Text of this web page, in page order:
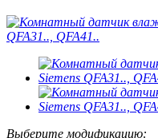
Выберите модификацию: